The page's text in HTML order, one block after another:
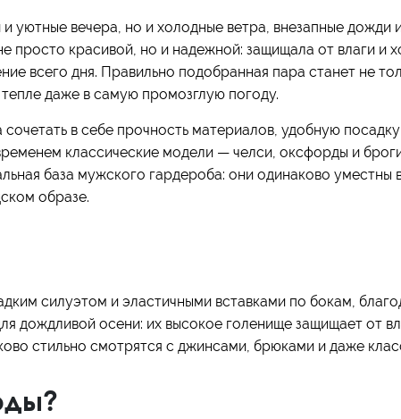
уютные вечера, но и холодные ветра, внезапные дожди
просто красивой, но и надежной: защищала от влаги и
всего дня. Правильно подобранная пара станет не
даже в самую промозглую погоду.
в себе прочность материалов, удобную
классические модели — челси, оксфорды и
база мужского гардероба: они одинаково уместны
образе.
силуэтом и эластичными вставками по бокам,
дождливой осени: их высокое голенище защищает от
стильно смотрятся с джинсами, брюками и даже